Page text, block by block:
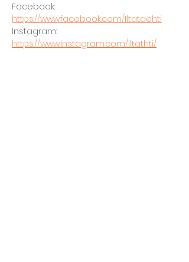
Facebook:
https://www.facebook.com/Iltataehti
Instagram:
https://www.instagram.com/iltathti/